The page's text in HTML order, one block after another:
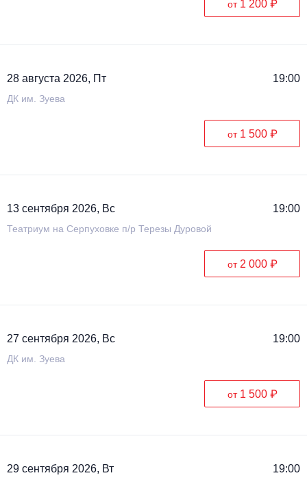
от 1 200 ₽
28 августа 2026, Пт 19:00
ДК им. Зуева
от 1 500 ₽
13 сентября 2026, Вс 19:00
Театриум на Серпуховке п/р Терезы Дуровой
от 2 000 ₽
27 сентября 2026, Вс 19:00
ДК им. Зуева
от 1 500 ₽
29 сентября 2026, Вт 19:00